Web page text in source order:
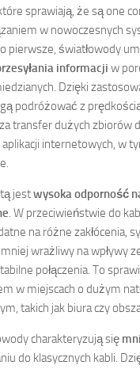
sprawiają, że są one
w nowoczesnych
pierwsze, światłowody
informacji w
Dzięki
podróżować z
transfer dużych zbiorów
aplikacji internetowych, w
jestwysoka odporność
. W przeciwieństwie do
na różne zakłócenia,
wrażliwy na wpływy
połączenia. To
w miejscach o dużym
takich jak biura czy
charakteryzują się
do klasycznych kabli.